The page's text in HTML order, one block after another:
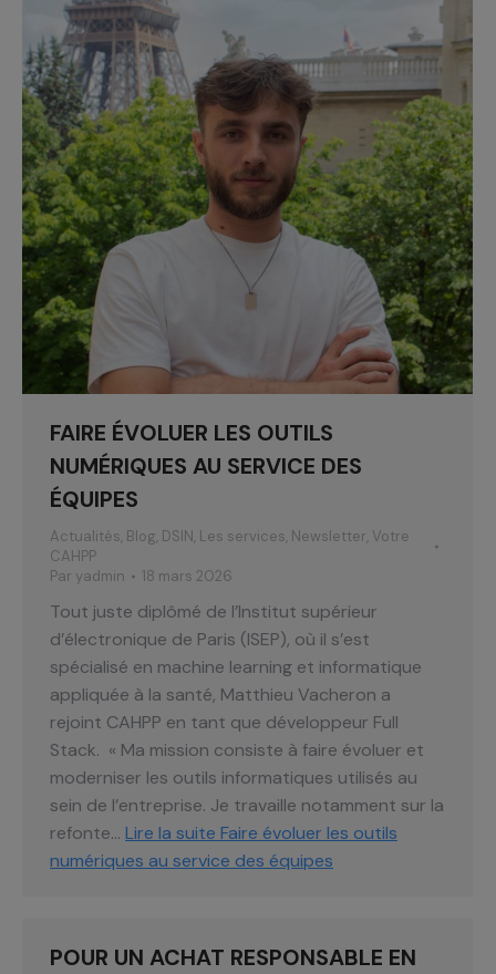
FAIRE ÉVOLUER LES OUTILS
NUMÉRIQUES AU SERVICE DES
ÉQUIPES
Actualités, Blog, DSIN, Les services, Newsletter, Votre
CAHPP
Par yadmin 18 mars 2026
Tout juste diplômé de l’Institut supérieur
d’électronique de Paris (ISEP), où il s’est
spécialisé en machine learning et informatique
appliquée à la santé, Matthieu Vacheron a
rejoint CAHPP en tant que développeur Full
Stack. « Ma mission consiste à faire évoluer et
moderniser les outils informatiques utilisés au
sein de l’entreprise. Je travaille notamment sur la
refonte… Lire la suite Faire évoluer les outils
numériques au service des équipes
POUR UN ACHAT RESPONSABLE EN